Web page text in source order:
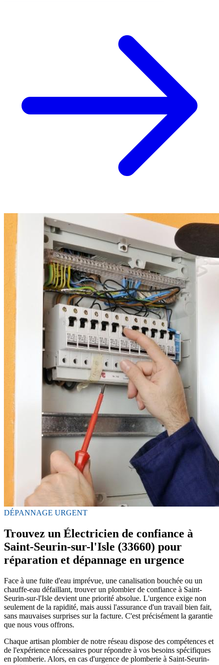
DÉPANNAGE URGENT
Trouvez un Électricien de confiance à
Saint-Seurin-sur-l'Isle (33660) pour
réparation et dépannage en urgence
Face à une fuite d'eau imprévue, une canalisation bouchée ou un
chauffe-eau défaillant, trouver un plombier de confiance à Saint-
Seurin-sur-l'Isle devient une priorité absolue. L'urgence exige non
seulement de la rapidité, mais aussi l'assurance d'un travail bien fait,
sans mauvaises surprises sur la facture. C'est précisément la garantie
que nous vous offrons.
Chaque artisan plombier de notre réseau dispose des compétences et
de l'expérience nécessaires pour répondre à vos besoins spécifiques
en plomberie. Alors, en cas d'urgence de plomberie à Saint-Seurin-